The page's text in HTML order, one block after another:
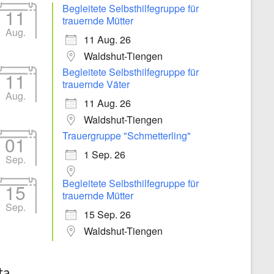
11
Aug.
Begleitete Selbsthilfegruppe für
trauernde Mütter
11 Aug. 26
Waldshut-Tiengen
11
Aug.
Begleitete Selbsthilfegruppe für
trauernde Väter
11 Aug. 26
Waldshut-Tiengen
01
Sep.
Trauergruppe "Schmetterling"
1 Sep. 26
15
Sep.
Begleitete Selbsthilfegruppe für
trauernde Mütter
15 Sep. 26
Waldshut-Tiengen